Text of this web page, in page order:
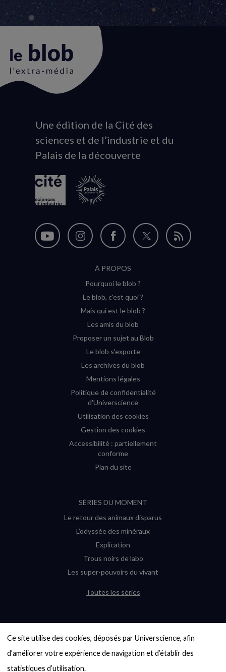
Ce site utilise des cookies, déposés par Universcience, afin
d’améliorer votre expérience de navigation et d’établir des
statistiques d’utilisation.
Animation
du
logo
Une édition de la Cité des
sciences et de l’industrie et du
Palais de la découverte
Nous
Nous
Instagram
(nouvelle
Nous
sur
Facebook
(nouvelle
Nous
Flux
À PROPOS
Pourquoi le blob ?
Le blob, c'est quoi ?
Mais qui est le blob ?
Les amis du blob
Proposer un sujet au Blob
Le blob s'exporte
Les archives du blob
Mentions légales
Politique de confidentialité
d'Universcience
Utilisation des cookies
Gestion des cookies
Accessibilité : partiellement
conforme
Plan du site
SÉRIES DU MOMENT
Le retour des animaux disparus
L’odyssée des minéraux
Explication
Trous noirs de labo
Les super-pouvoirs du vivant
Toutes les séries
6000 exoplanètes, et pas de « Terre »
en vue ?
Quel avenir pour les cryptos ?